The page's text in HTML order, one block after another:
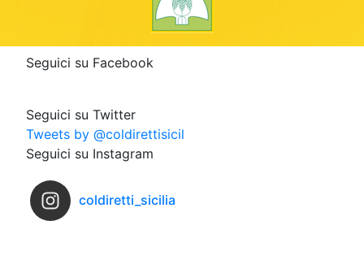
Seguici su Facebook
Seguici su Twitter
Tweets by @coldirettisicil
Seguici su Instagram
coldiretti_sicilia